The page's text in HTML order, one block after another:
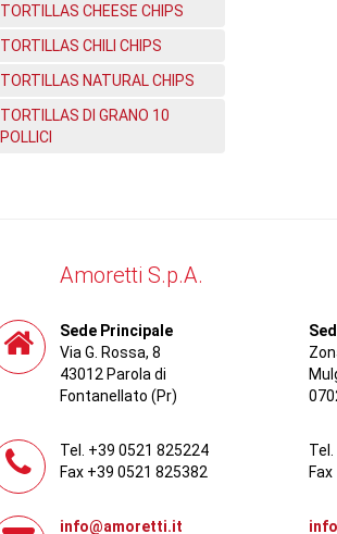
TORTILLAS CHEESE CHIPS
TORTILLAS CHILI CHIPS
TORTILLAS NATURAL CHIPS
TORTILLAS DI GRANO 10
POLLICI
Amoretti S.p.A.
Sede Principale
Via G. Rossa, 8
43012 Parola di
Fontanellato (Pr)
Tel. +39 0521 825224
Fax +39 0521 825382
info@amoretti.it